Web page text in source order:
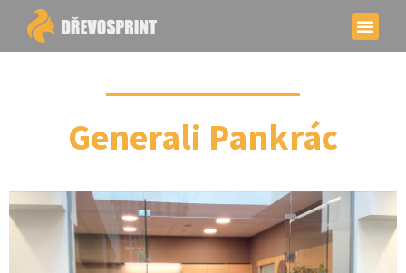
Generali Pankrác